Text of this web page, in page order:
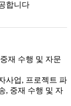
합니다
재 수행 및 자문
사업, 프로젝트 파
, 중재 수행 및 자